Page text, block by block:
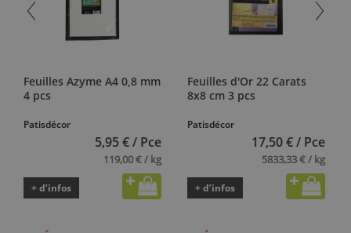
Feuilles Azyme A4 0,8 mm
4 pcs
Patisdécor
5,95 € / Pce
119,00 € / kg
+ d’infos
Feuilles d'Or 22 Carats
8x8 cm 3 pcs
Patisdécor
17,50 € / Pce
5833,33 € / kg
+ d’infos